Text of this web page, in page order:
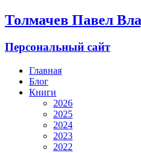
Толмачев Павел
Персональный сайт
Главная
Блог
Книги
2026
2025
2024
2023
2022